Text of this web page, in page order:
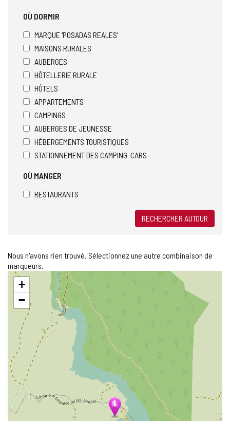
OÙ DORMIR
MARQUE 'POSADAS REALES'
MAISONS RURALES
AUBERGES
HÔTELLERIE RURALE
HÔTELS
APPARTEMENTS
CAMPINGS
AUBERGES DE JEUNESSE
HÉBERGEMENTS TOURISTIQUES
STATIONNEMENT DES CAMPING-CARS
OÙ MANGER
RESTAURANTS
RECHERCHER AUTOUR
Nous n'avons rien trouvé. Sélectionnez une autre combinaison de
marqueurs.
Sauter
carte
+
−